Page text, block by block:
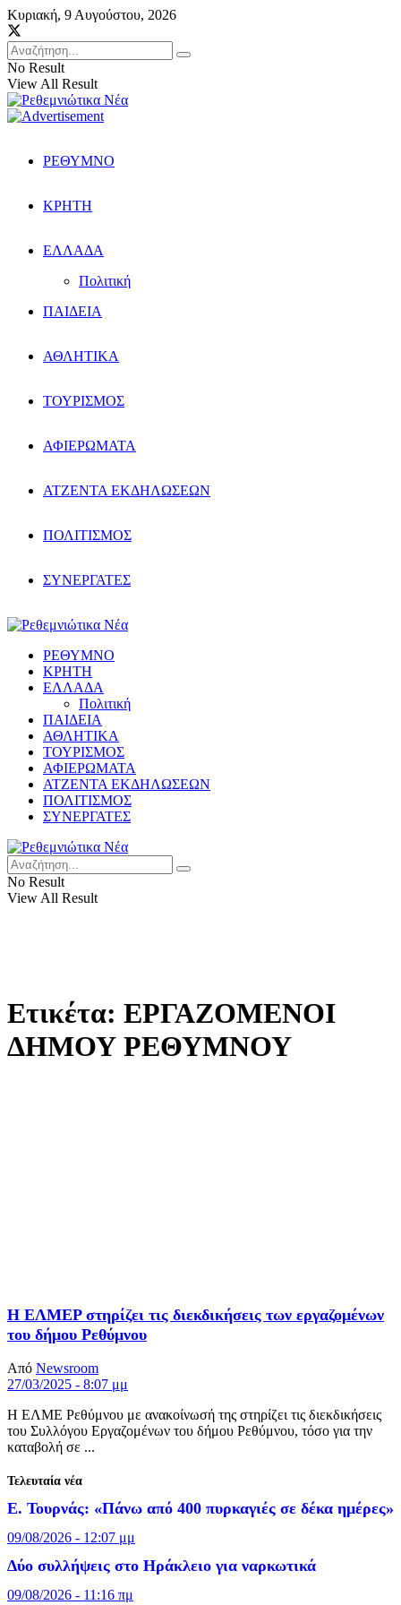
Κυριακή, 9 Αυγούστου, 2026
No Result
View All Result
ΡΕΘΥΜΝΟ
ΚΡΗΤΗ
ΕΛΛΑΔΑ
Πολιτική
ΠΑΙΔΕΙΑ
ΑΘΛΗΤΙΚΑ
ΤΟΥΡΙΣΜΟΣ
ΑΦΙΕΡΩΜΑΤΑ
ΑΤΖΕΝΤΑ ΕΚΔΗΛΩΣΕΩΝ
ΠΟΛΙΤΙΣΜΟΣ
ΣΥΝΕΡΓΑΤΕΣ
ΡΕΘΥΜΝΟ
ΚΡΗΤΗ
ΕΛΛΑΔΑ
Πολιτική
ΠΑΙΔΕΙΑ
ΑΘΛΗΤΙΚΑ
ΤΟΥΡΙΣΜΟΣ
ΑΦΙΕΡΩΜΑΤΑ
ΑΤΖΕΝΤΑ ΕΚΔΗΛΩΣΕΩΝ
ΠΟΛΙΤΙΣΜΟΣ
ΣΥΝΕΡΓΑΤΕΣ
No Result
View All Result
Ετικέτα: ΕΡΓΑΖΟΜΕΝΟΙ
ΔΗΜΟΥ ΡΕΘΥΜΝΟΥ
H EΛΜΕΡ στηρίζει τις διεκδικήσεις των εργαζομένων
του δήμου Ρεθύμνου
Από Newsroom
27/03/2025 - 8:07 μμ
Η ΕΛΜΕ Ρεθύμνου με ανακοίνωσή της στηρίζει τις διεκδικήσεις
του Συλλόγου Εργαζομένων του δήμου Ρεθύμνου, τόσο για την
καταβολή σε ...
Τελευταία νέα
Ε. Τουρνάς: «Πάνω από 400 πυρκαγιές σε δέκα ημέρες»
09/08/2026 - 12:07 μμ
Δύο συλλήψεις στο Ηράκλειο για ναρκωτικά
09/08/2026 - 11:16 πμ